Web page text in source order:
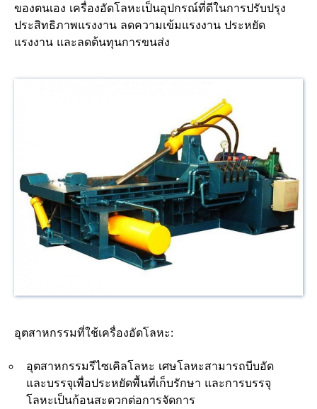
ของตนเอง เครื่องอัดโลหะเป็นอุปกรณ์ที่ดีในการปรับปรุง
ประสิทธิภาพแรงงาน ลดความเข้มแรงงาน ประหยัด
แรงงาน และลดต้นทุนการขนส่ง
อุตสาหกรรมที่ใช้เครื่องอัดโลหะ:
อุตสาหกรรมรีไซเคิลโลหะ เศษโลหะสามารถบีบอัด
และบรรจุเพื่อประหยัดพื้นที่เก็บรักษา และการบรรจุ
โลหะเป็นก้อนสะดวกต่อการจัดการ